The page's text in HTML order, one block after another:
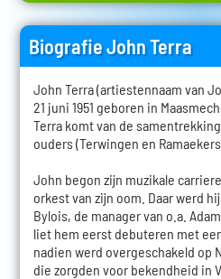
Biografie John Terra
John Terra (artiestennaam van
21 juni 1951 geboren in
Terra komt van de
ouders (Terwingen en
John begon zijn muzikale
orkest van zijn oom. Daar werd
Bylois, de manager van o.a.
liet hem eerst debuteren met
nadien werd overgeschakeld op
die zorgden voor bekendheid in